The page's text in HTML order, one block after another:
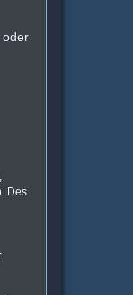
oder
Des